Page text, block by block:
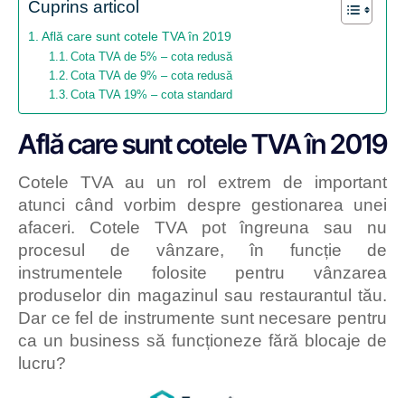
Cuprins articol
Află care sunt cotele TVA în 2019
Cota TVA de 5% – cota redusă
Cota TVA de 9% – cota redusă
Cota TVA 19% – cota standard
Află care sunt cotele TVA în 2019
Cotele TVA au un rol extrem de important
atunci când vorbim despre gestionarea unei
afaceri. Cotele TVA pot îngreuna sau nu
procesul de vânzare, în funcție de
instrumentele folosite pentru vânzarea
produselor din magazinul sau restaurantul tău.
Dar ce fel de instrumente sunt necesare pentru
ca un business să funcționeze fără blocaje de
lucru?